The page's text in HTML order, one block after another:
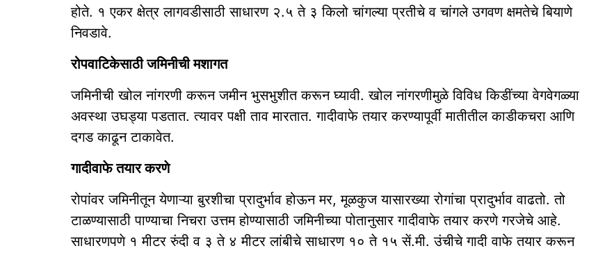
होते. १ एकर क्षेत्र लागवडीसाठी साधारण २.५ ते ३ किलो चांगल्या प्रतीचे व चांगले उगवण क्षमतेचे बियाणे
निवडावे.
रोपवाटिकेसाठी जमिनीची मशागत
जमिनीची खोल नांगरणी करून जमीन भुसभुशीत करून घ्यावी. खोल नांगरणीमुळे विविध किडींच्या वेगवेगळ्या
अवस्था उघड्या पडतात. त्यावर पक्षी ताव मारतात. गादीवाफे तयार करण्यापूर्वी मातीतील काडीकचरा आणि
दगड काढून टाकावेत.
गादीवाफे तयार करणे
रोपांवर जमिनीतून येणाऱ्या बुरशीचा प्रादुर्भाव होऊन मर, मूळकुज यासारख्या रोगांचा प्रादुर्भाव वाढतो. तो
टाळण्यासाठी पाण्याचा निचरा उत्तम होण्यासाठी जमिनीच्या पोतानुसार गादीवाफे तयार करणे गरजेचे आहे.
साधारणपणे १ मीटर रुंदी व ३ ते ४ मीटर लांबीचे साधारण १० ते १५ सें.मी. उंचीचे गादी वाफे तयार करून